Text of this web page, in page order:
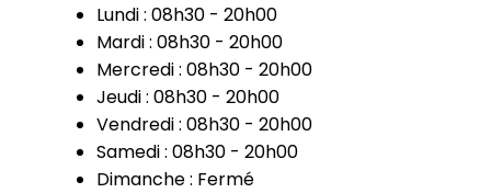
Lundi : 08h30 - 20h00
Mardi : 08h30 - 20h00
Mercredi : 08h30 - 20h00
Jeudi : 08h30 - 20h00
Vendredi : 08h30 - 20h00
Samedi : 08h30 - 20h00
Dimanche : Fermé